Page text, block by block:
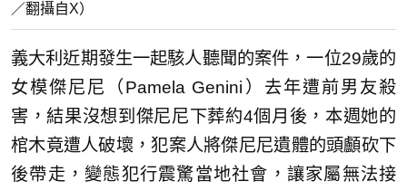
／翻攝自X）
義大利近期發生一起駭人聽聞的案件，一位29歲的
女模傑尼尼（Pamela Genini）去年遭前男友殺
害，結果沒想到傑尼尼下葬約4個月後，本週她的
棺木竟遭人破壞，犯案人將傑尼尼遺體的頭顱砍下
後帶走，變態犯行震驚當地社會，讓家屬無法接